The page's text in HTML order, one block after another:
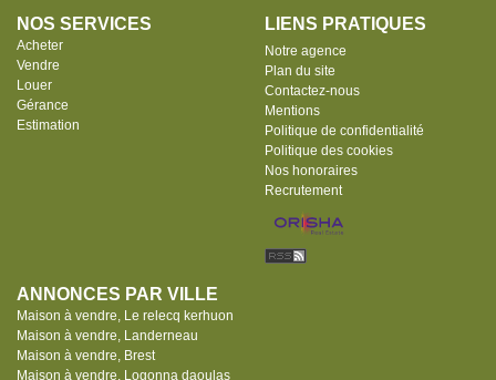
NOS SERVICES
Acheter
Vendre
Louer
Gérance
Estimation
LIENS PRATIQUES
Notre agence
Plan du site
Contactez-nous
Mentions
Politique de confidentialité
Politique des cookies
Nos honoraires
Recrutement
ANNONCES PAR VILLE
Maison à vendre, Le relecq kerhuon
Maison à vendre, Landerneau
Maison à vendre, Brest
Maison à vendre, Logonna daoulas